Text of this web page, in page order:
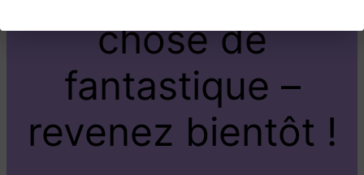
chose de
fantastique –
revenez bientôt !